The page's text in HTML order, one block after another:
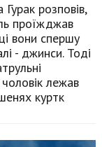
розповів,
проїжджав
вони спершу
- джинси. Тоді
лежав
куртк